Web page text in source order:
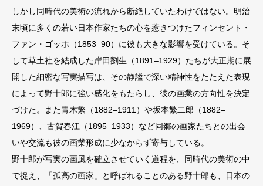
しかし同時代の美術の流れから断絶していたわけではない。明治
末頃に多くの若い⽇本作家たちの⼼を惹きつけたフィンセント・
ファン・ゴッホ（1853–90）に彼も⼤きな影響を受けている。そ
して草⼟社を結成した岸⽥劉⽣（1891–1929）たちが⼤正期に展
開した細密な写実描写は、その静謐で深い精神性をたたえた表現
によって野⼗郎に強い感化をもたらし、彼の画業の⽅向性を決定
づけた。また⻘⽊繁（1882–1911）や坂本繁⼆郎（1882–
1969）、古賀春江（1895–1933）など同郷の画家たちとの出会
いや交流も彼の画業形成に少なからず寄与している。
野⼗郎が写実の画⾵を確⽴させていく道程を、同時代の美術の中
で捉え、「孤⾼の画家」と呼ばれることのある野⼗郎も、⽇本の